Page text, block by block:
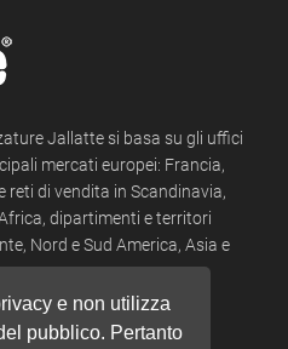
e non utilizza
pubblico. Pertanto
Jallatte si basa su gli uffici
mercati europei: Francia,
reti di vendita in Scandinavia,
dipartimenti e territori
Nord e Sud America, Asia e